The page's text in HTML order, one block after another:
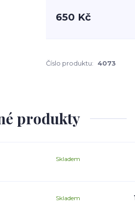
650 Kč
Číslo produktu: 4073
produkty
Skladem
Skladem